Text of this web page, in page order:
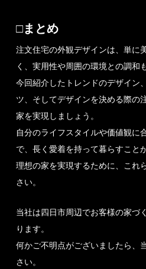
□まとめ
注文住宅の外観デザインは、単に
く、実用性や周囲の環境との調和
今回紹介したトレンドのデザイン
ツ、そしてデザインを決める際の
家を実現しましょう。
自分のライフスタイルや価値観に
で、長く愛着を持って暮らすこと
理想の家を実現するために、これ
さい。
当社は四日市周辺でお客様の家づ
ります。
何かご不明点がございましたら、
さい。